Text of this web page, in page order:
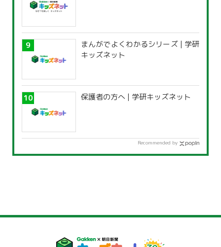
まんがでよくわかるシリーズ | 学研
キッズネット
保護者の方へ | 学研キッズネット
Recommended by